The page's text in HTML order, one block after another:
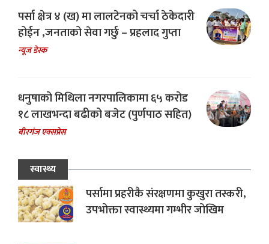
पर्सा क्षेत्र ४ (ख) मा लालटेनको चर्चा ठेकेदारी
होईन ,जनताको सेवा गर्छु – प्रहलाद गुप्ता
न्यूज डेस्क
धनुषाको मिथिला नगरपालिकामा ६५ करोड
१८ लाखभन्दा बढीको बजेट (पुर्णपाठ सहित)
बीरगंज एक्सप्रेस
स्वास्थ्य
पर्सामा प्रहरीकै संरक्षणमा कुखुरा तस्करी,
उपभोक्ता स्वास्थ्यमा गम्भीर जोखिम